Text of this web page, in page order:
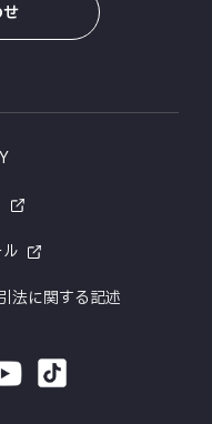
法に関する記述